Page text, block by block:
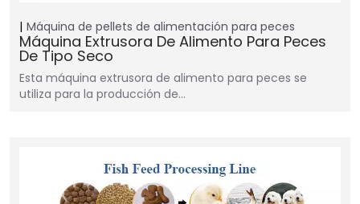
Máquina de pellets de alimentación para peces
Máquina Extrusora De Alimento Para Peces
De Tipo Seco
Esta máquina extrusora de alimento para peces se
utiliza para la producción de…